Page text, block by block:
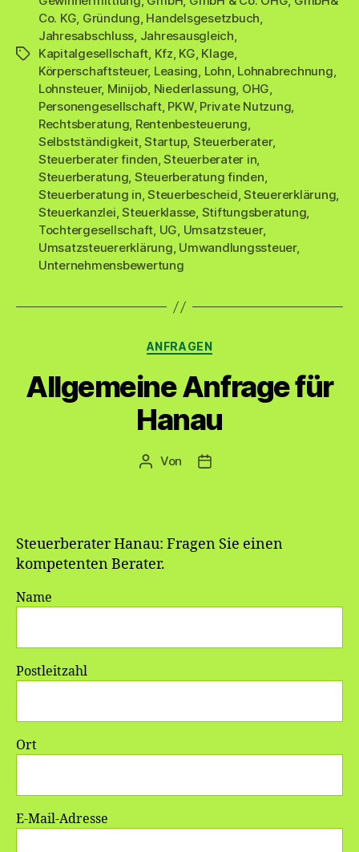
Schlagwörter
Co. KG, Gründung, Handelsgesetzbuch,
Jahresabschluss, Jahresausgleich,
Kapitalgesellschaft, Kfz, KG, Klage,
Körperschaftsteuer, Leasing, Lohn, Lohnabrechnung,
Lohnsteuer, Minijob, Niederlassung, OHG,
Personengesellschaft, PKW, Private Nutzung,
Rechtsberatung, Rentenbesteuerung,
Selbstständigkeit,Startup, Steuerberater,
Steuerberater finden,Steuerberater in,
Steuerberatung, Steuerberatung finden,
Steuerberatung in,Steuerbescheid,Steuererklärung,
Steuerkanzlei,Steuerklasse, Stiftungsberatung,
Tochtergesellschaft, UG, Umsatzsteuer,
Umsatzsteuererklärung, Umwandlungssteuer,
Unternehmensbewertung
Kategorien
ANFRAGEN
Allgemeine Anfrage für
Hanau
Beitragsautor
Von Veröffentlichungsdatum
Steuerberater Hanau: Fragen Sie einen
kompetenten Berater.
Name
Postleitzahl
Ort
E-Mail-Adresse